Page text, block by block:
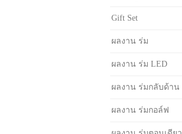
Gift Set
ผลงาน ร่ม
ผลงาน ร่ม LED
ผลงาน ร่มกลับด้าน
ผลงาน ร่มกอล์ฟ